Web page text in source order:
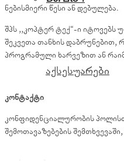
აქსესუარები
ნებისმიერი წესი ან დებულება.
შპს ,,კოპტერ ტექ“-ი იტოვებს
შეკვეთა თანხის დაბრუნებით,
პროგრამული ხარვეზით ან
კონტაქტი
კონფიდენციალურობის
შემოთავაზებების